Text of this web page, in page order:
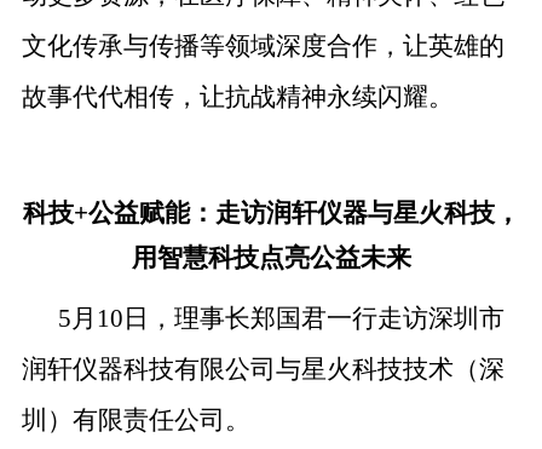
文化传承与传播等领域深度合作，让英雄的
故事代代相传，让抗战精神永续闪耀。
科技+公益赋能：走访润轩仪器与星火科技，
用智慧科技点亮公益未来
5月10日，理事长郑国君一行走访深圳市
润轩仪器科技有限公司与星火科技技术（深
圳）有限责任公司。